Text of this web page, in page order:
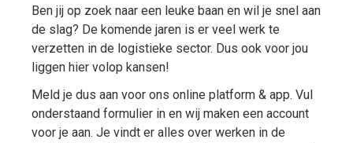
Ben jij op zoek naar een leuke baan en wil je snel aan
de slag? De komende jaren is er veel werk te
verzetten in de logistieke sector. Dus ook voor jou
liggen hier volop kansen!
Meld je dus aan voor ons online platform & app. Vul
onderstaand formulier in en wij maken een account
voor je aan. Je vindt er alles over werken in de